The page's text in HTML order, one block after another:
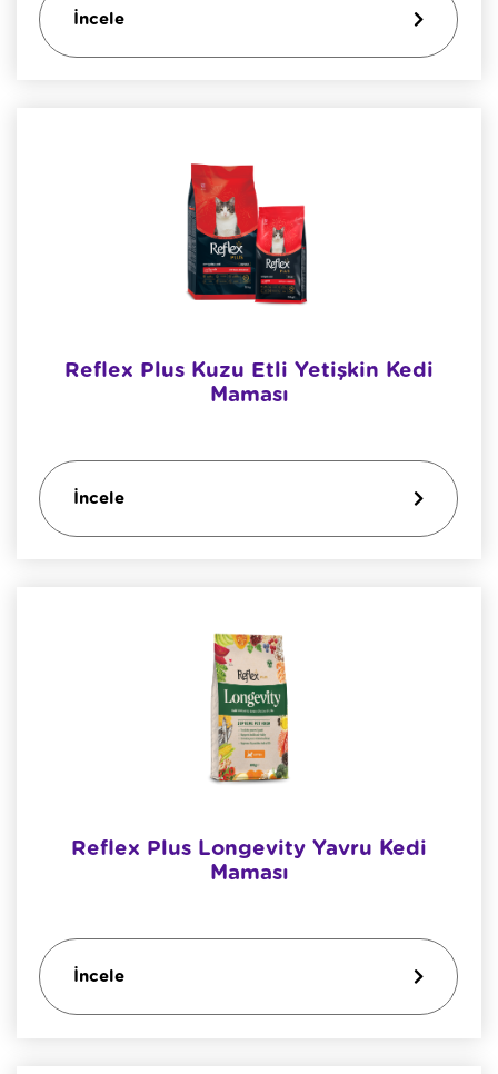
İncele
Reflex Plus Kuzu Etli Yetişkin Kedi
Maması
İncele
Reflex Plus Longevity Yavru Kedi
Maması
İncele